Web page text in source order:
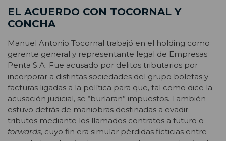
EL ACUERDO CON TOCORNAL Y
CONCHA
Manuel Antonio Tocornal trabajó en el holding como
gerente general y representante legal de Empresas
Penta S.A. Fue acusado por delitos tributarios por
incorporar a distintas sociedades del grupo boletas y
facturas ligadas a la política para que, tal como dice la
acusación judicial, se “burlaran” impuestos. También
estuvo detrás de maniobras destinadas a evadir
tributos mediante los llamados contratos a futuro o
forwards, cuyo fin era simular pérdidas ficticias entre